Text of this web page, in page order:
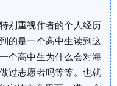
别重视作者的个人经历
的是一个高中生读到这
个高中生为什么会对海
过志愿者吗等等。也就